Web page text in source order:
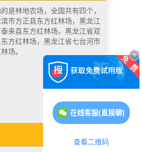
是林地农场，全国共有四个，
市方正县东方红林场，黑龙江
来县东方红林场，黑龙江省双
方红林场，黑龙江省七台河市
场。
在线客服(直接聊)
查看二维码